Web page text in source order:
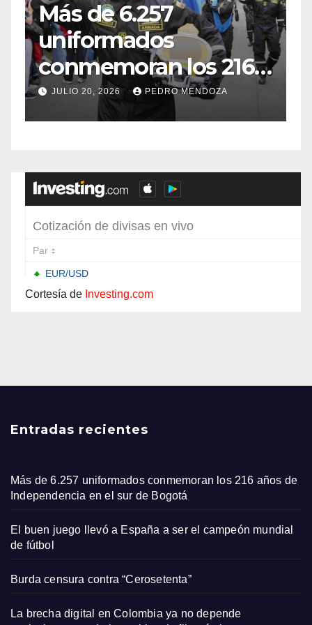
Más de 6.257
uniformados
conmemoran los 216
años de
Independencia en el
JULIO 20, 2026 PEDRO MENDOZA
Cortesía de Investing.com
Entradas recientes
Más de 6.257 uniformados conmemoran los 216 años de
Independencia en el sur de Bogotá
El buen juego llevó a España a ser el campeón mundial
de fútbol
Burda censura contra “Cerosetenta”
La brecha digital en Colombia ya no depende